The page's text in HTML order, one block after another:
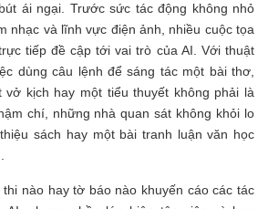
ái ngại. Trước sức tác động không nhỏ
nhạc và lĩnh vực điện ảnh, nhiều cuộc tọa
tiếp đề cập tới vai trò của AI. Với thuật
dùng câu lệnh để sáng tác một bài thơ,
vở kịch hay một tiểu thuyết không phải là
chí, những nhà quan sát không khỏi lo
sách hay một bài tranh luận văn học
nào hay tờ báo nào khuyến cáo các tác